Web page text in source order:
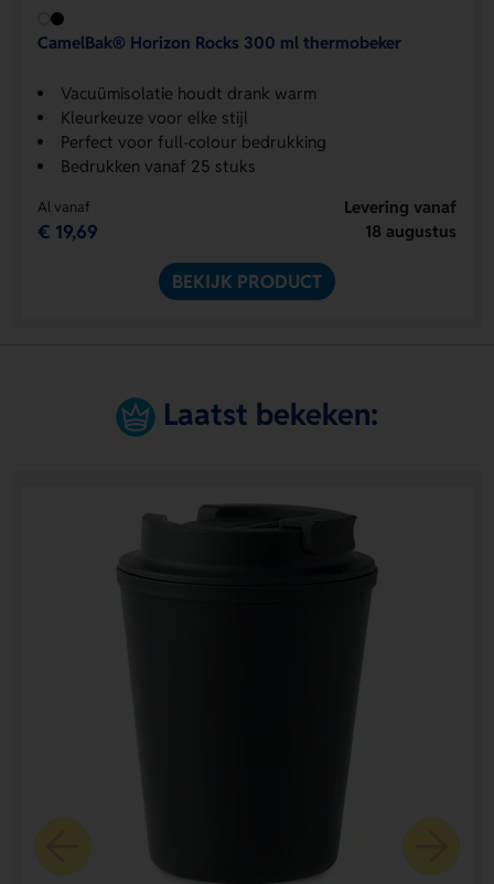
CamelBak® Horizon Rocks 300 ml thermobeker
Vacuümisolatie houdt drank warm
Kleurkeuze voor elke stijl
Perfect voor full-colour bedrukking
Bedrukken vanaf 25 stuks
Al vanaf
€ 19,69
Levering vanaf
18 augustus
BEKIJK PRODUCT
Laatst bekeken: